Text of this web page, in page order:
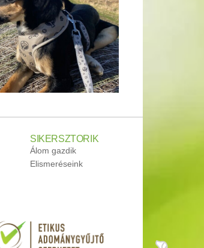
SIKERSZTORIK
Álom gazdik
Elismeréseink